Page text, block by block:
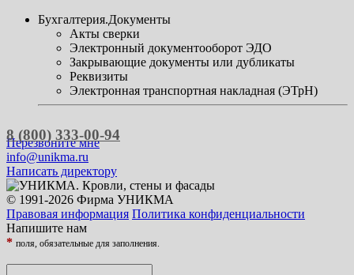
Бухгалтерия.Документы
Акты сверки
Электронный документооборот ЭДО
Закрывающие документы или дубликаты
Реквизиты
Электронная транспортная накладная (ЭТрН)
8 (800) 333-00-94
Перезвоните мне
info@unikma.ru
Написать директору
© 1991-2026 Фирма УНИКМА
Правовая информация Политика конфиденциальности
Напишите нам
* поля, обязательные для заполнения.